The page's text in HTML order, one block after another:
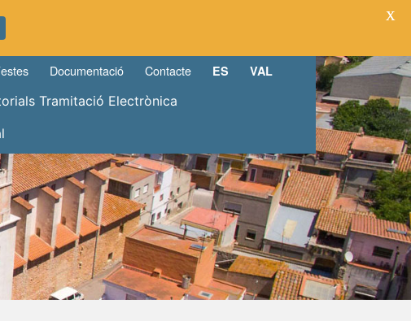
Documentació Contacte ES
VAL
Tramitació Electrònica
X